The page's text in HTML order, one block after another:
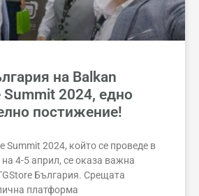
на Balkan
Summit 2024, едно
постижение!
Summit 2024, който се проведе в
4-5 април, се оказа важна
България. Срещата
платформа